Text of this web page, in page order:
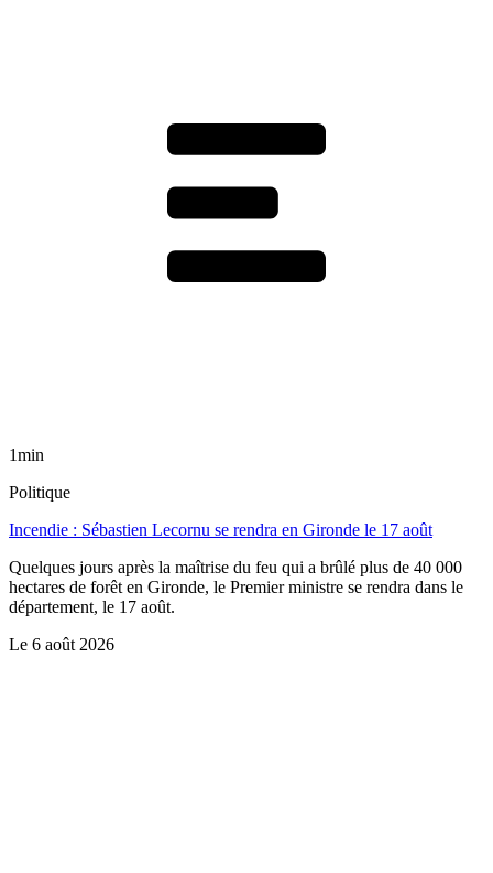
1min
Politique
Incendie : Sébastien Lecornu se rendra en Gironde le 17 août
Quelques jours après la maîtrise du feu qui a brûlé plus de 40 000
hectares de forêt en Gironde, le Premier ministre se rendra dans le
département, le 17 août.
Le 6 août 2026